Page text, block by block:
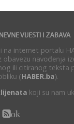
na internet portalu
navođenja
ili citiranog teksta
(HABER.ba).
koji su nam
ok